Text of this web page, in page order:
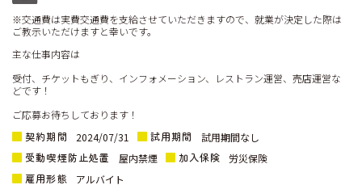
※交通費は実費交通費を支給させていただきますので、就業が決定した際は
ご教示いただけますと幸いです。
主な仕事内容は
受付、チケットもぎり、インフォメーション、レストラン運営、売店運営な
どです！
ご応募お待ちしております！
契約期間
2024/07/31 試用期間
試用期間なし
受動喫煙防止処置
屋内禁煙 加入保険
労災保険
雇用形態
アルバイト